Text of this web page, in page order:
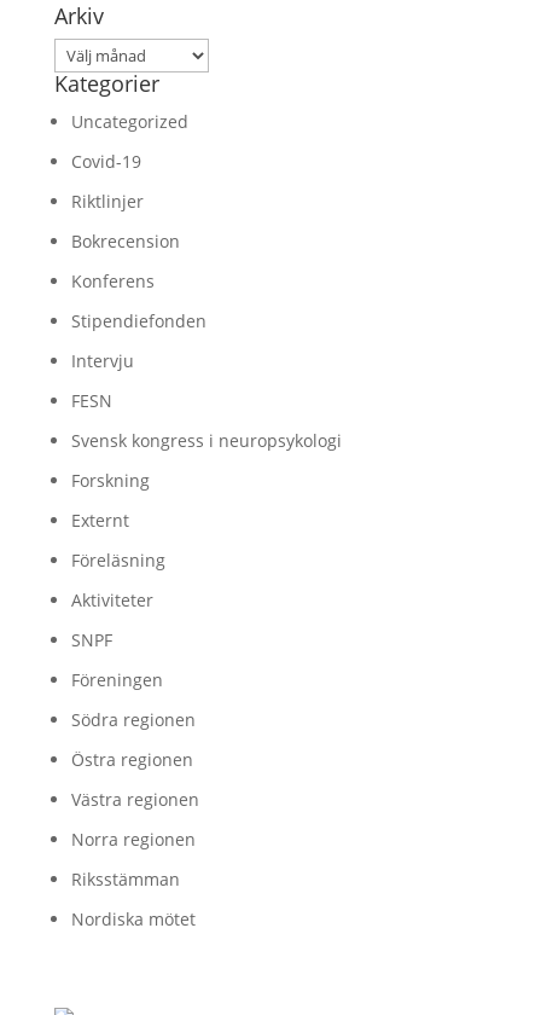
Arkiv
Arkiv
Kategorier
Uncategorized
Covid-19
Riktlinjer
Bokrecension
Konferens
Stipendiefonden
Intervju
FESN
Svensk kongress i neuropsykologi
Forskning
Externt
Föreläsning
Aktiviteter
SNPF
Föreningen
Södra regionen
Östra regionen
Västra regionen
Norra regionen
Riksstämman
Nordiska mötet